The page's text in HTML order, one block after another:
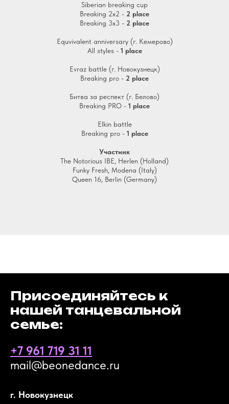
Siberian breaking cup
Breaking 2х2 - 2 place
Breaking 3х3 - 2 place
Equvivalent anniversary (г. Кемерово)
All styles -1 place
Evraz battle (г. Новокузнецк)
Breaking pro - 2 place
Битва за респект (г. Белово)
Breaking PRO - 1 place
Elkin battle
Breaking pro - 1 place
Участник
The Notorious IBE, Herlen (Holland)
Funky Fresh, Modena (Italy)
Queen 16, Berlin (Germany)
Присоединяйтесь к
нашей танцевальной
семье:
+7 961 719 31 11
mail@beonedance.ru
г. Новокузнецк